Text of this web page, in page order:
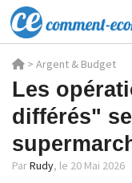
> Argent & Budget
Les
différés"
ParRudy, le 20 Mai 2026